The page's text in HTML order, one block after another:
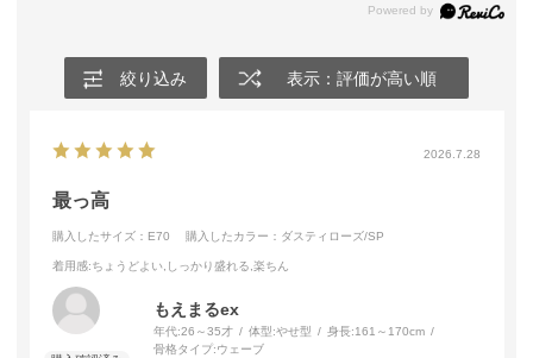
絞り込み 表示：評価が高い順
2026.7.28
最っ高
購入したサイズ：E70 購入したカラー：ダスティローズ/SP
着用感:ちょうどよい,しっかり盛れる,楽ちん
もえまるex
年代:26～35才 体型:やせ型 身長:161～170cm
骨格タイプ:ウェーブ